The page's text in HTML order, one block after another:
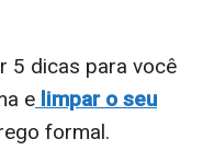
5 dicas para você
e limpar o seu
formal.